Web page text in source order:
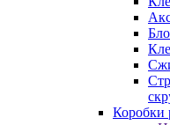
Коробки